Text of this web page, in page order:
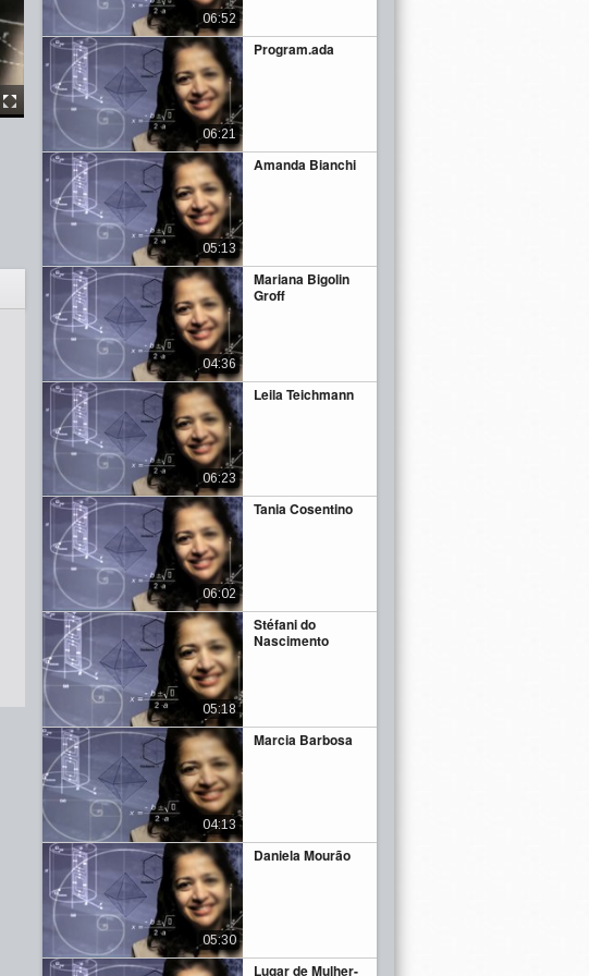
06:52
Program.ada
06:21
Amanda Bianchi
05:13
Mariana Bigolin
Groff
04:36
Leila Teichmann
06:23
Tania Cosentino
06:02
Stéfani do
Nascimento
05:18
Marcia Barbosa
04:13
Daniela Mourão
05:30
Lugar de Mulher-